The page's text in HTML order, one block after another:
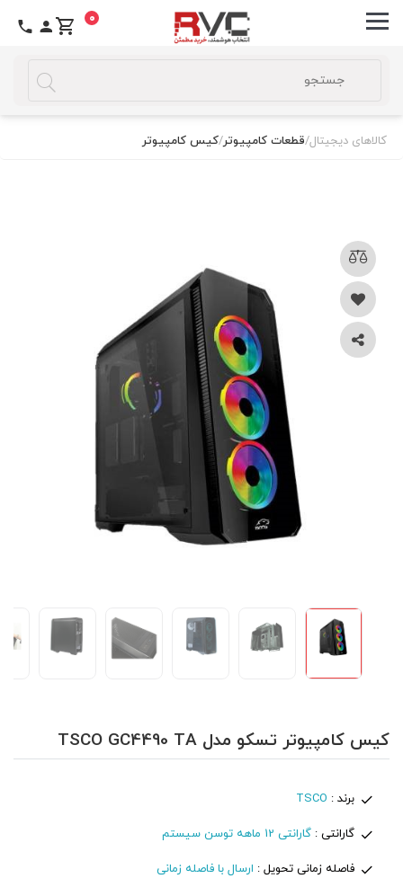
0
کالاهای دیجیتال/قطعات کامپیوتر/کیس کامپیوتر
کیس کامپیوتر تسکو مدل TSCO GC4490 TA
برند : TSCO
گارانتی :گارانتی 12 ماهه توسن سیستم
فاصله زمانی تحویل : ارسال با فاصله زمانی